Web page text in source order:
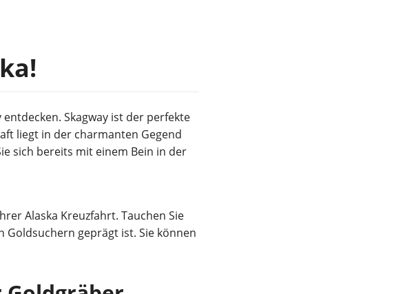
Skagway ist der perfekte
liegt in der charmanten Gegend
sich bereits mit einem Bein in der
Alaska Kreuzfahrt. Tauchen Sie
geprägt ist. Sie können